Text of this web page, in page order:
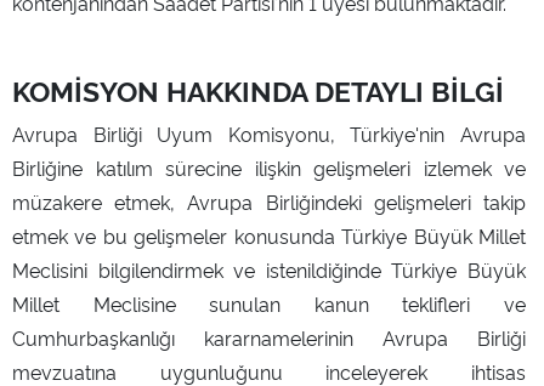
KOMİSYON HAKKINDA DETAYLI BİLGİ
Avrupa Birliği Uyum Komisyonu, Türkiye'nin Avrupa
Birliğine katılım sürecine ilişkin gelişmeleri izlemek ve
müzakere etmek, Avrupa Birliğindeki gelişmeleri takip
etmek ve bu gelişmeler konusunda Türkiye Büyük Millet
Meclisini bilgilendirmek ve istenildiğinde Türkiye Büyük
Millet Meclisine sunulan kanun teklifleri ve
Cumhurbaşkanlığı kararnamelerinin Avrupa Birliği
mevzuatına uygunluğunu inceleyerek ihtisas